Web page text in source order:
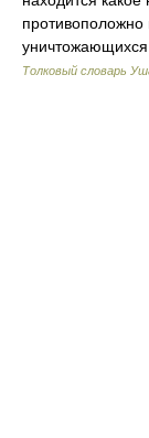
Толковый словарь